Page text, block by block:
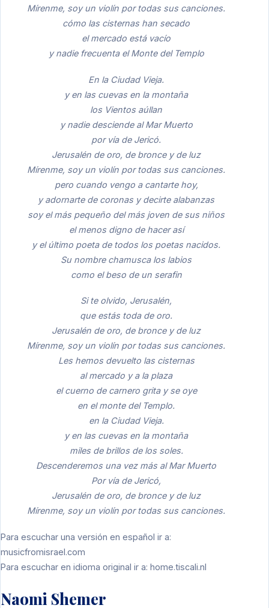
Mírenme, soy un violín por todas sus canciones.
cómo las cisternas han secado
el mercado está vacío
y nadie frecuenta el Monte del Templo
En la Ciudad Vieja.
y en las cuevas en la montaña
los Vientos aúllan
y nadie desciende al Mar Muerto
por vía de Jericó.
Jerusalén de oro, de bronce y de luz
Mírenme, soy un violín por todas sus canciones.
pero cuando vengo a cantarte hoy,
y adornarte de coronas y decirte alabanzas
soy el más pequeño del más joven de sus niños
el menos digno de hacer así
y el último poeta de todos los poetas nacidos.
Su nombre chamusca los labios
como el beso de un serafin
Si te olvido, Jerusalén,
que estás toda de oro.
Jerusalén de oro, de bronce y de luz
Mírenme, soy un violín por todas sus canciones.
Les hemos devuelto las cisternas
al mercado y a la plaza
el cuerno de carnero grita y se oye
en el monte del Templo.
en la Ciudad Vieja.
y en las cuevas en la montaña
miles de brillos de los soles.
Descenderemos una vez más al Mar Muerto
Por vía de Jericó,
Jerusalén de oro, de bronce y de luz
Mírenme, soy un violín por todas sus canciones.
Para escuchar una versión en español ir a:
musicfromisrael.com
Para escuchar en idioma original ir a: home.tiscali.nl
Naomi Shemer